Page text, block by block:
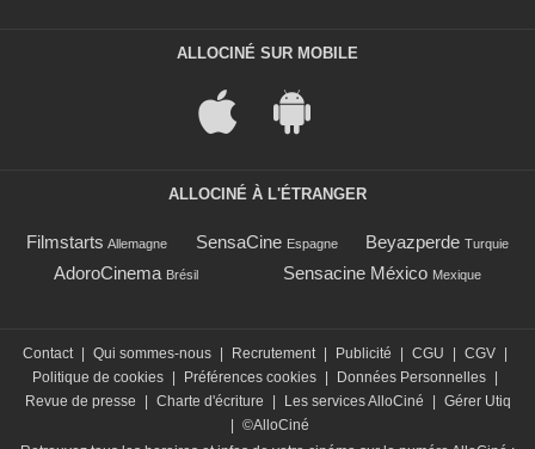
ALLOCINÉ SUR MOBILE
ALLOCINÉ À L'ÉTRANGER
Filmstarts Allemagne SensaCine Espagne Beyazperde Turquie
AdoroCinema Brésil Sensacine México Mexique
Contact Qui sommes-nous Recrutement Publicité CGU CGV
Politique de cookies
Préférences cookies Données Personnelles
Revue de presse
Charte d'écriture Les services AlloCiné
Gérer Utiq
©AlloCiné